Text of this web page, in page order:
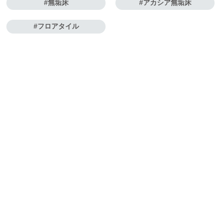
無垢床 アカシア無垢床
フロアタイル